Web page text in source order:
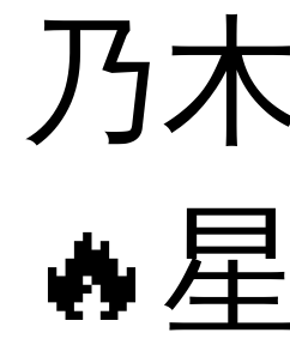
乃
🔥